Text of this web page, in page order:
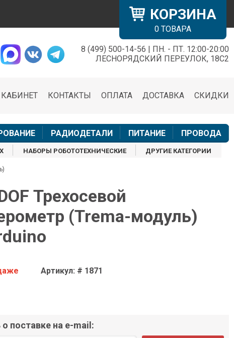
КОРЗИНА
0 ТОВАРА
8 (499) 500-14-56 | ПН. - ПТ. 12:00-20:00
ЛЕСНОРЯДСКИЙ ПЕРЕУЛОК, 18С2
СКИДКИ
ДОСТАВКА
ОПЛАТА
КОНТАКТЫ
КАБИНЕТ
РАДИОДЕТАЛИ ПИТАНИЕ ПРОВОДА
НАБОРЫ РОБОТОТЕХНИЧЕСКИЕ ДРУГИЕ КАТЕГОРИИ
Трехосевой
(Trema-модуль)
Артикул: # 1871
поставке на e-mail:
×